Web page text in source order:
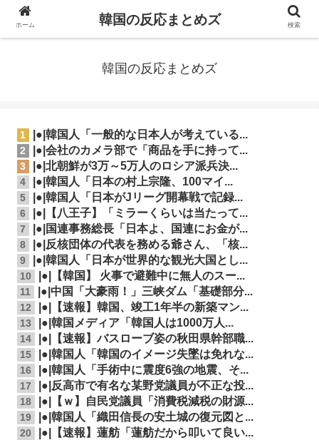
韓国の反応まとめズ
1 |●|韓国人「一般的な日本人が考えている...
2 |●|会社のカメラ部で「商品を手に持って...
3 |●|北朝鮮が3万～5万人のロシア派兵決...
4 |●|韓国人「日本の村上宗隆、100マイ...
5 |●|韓国人「日本がJリーグ開幕戦で記録...
6 |●|【八王子】「ミラーくらいは当たって...
7 |●|国連事務総長「日本よ、国連にお金が...
8 |●|反核団体の代表を務める爺さん、「核...
9 |●|韓国人「日本が世界的な観光大国とし...
10 |●|【韓国】 火事で避難中に無人のスー...
11 |●|中国「大豪雨！」三峡ダム「基礎部分...
12 |●|【速報】韓国、竣工1年半の新築マン...
13 |●|韓国メディア「韓国人は1000万人...
14 |●|【速報】バスローブ姿の秋田県幹部職...
15 |●|韓国人「韓国のイメージ失墜は免れな...
16 |●|韓国人「手術中に震度6強の地震、そ...
17 |●|反高市で有名な某野党議員が不正な投...
18 |●|【ｗ】自民党議員「消費税減税の財源...
19 |●|韓国人「織田信長の安土城の復元図と...
20 |●|【速報】蓮舫「蓮舫だから叩いて良い...
ホーム 韓国の反応まとめズ 検索